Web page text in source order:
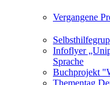
Vergangene
Infoflyer
Sprache
Buchprojekt
Thementag